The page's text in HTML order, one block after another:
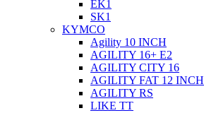
EK1
SK1
KYMCO
Agility 10 INCH
AGILITY 16+ E2
AGILITY CITY 16
AGILITY FAT 12 INCH
AGILITY RS
LIKE TT